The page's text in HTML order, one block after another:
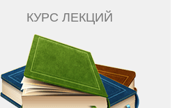
КУРС ЛЕКЦИЙ